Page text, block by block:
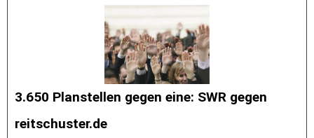
3.650 Planstellen gegen eine: SWR gegen
reitschuster.de